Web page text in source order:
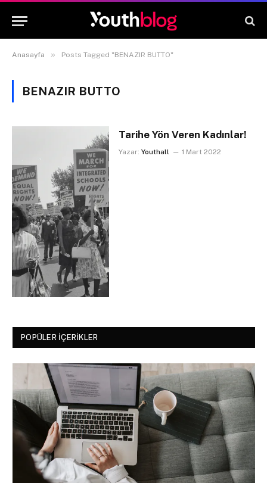
Anasayfa » Posts Tagged "BENAZIR BUTTO"
BENAZIR BUTTO
Tarihe Yön Veren Kadınlar!
Yazar: Youthall 1 Mart 2022
POPÜLER İÇERIKLER